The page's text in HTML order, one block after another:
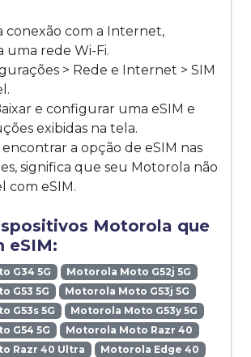
conexão com a Internet,
uma rede Wi-Fi.
> Rede e Internet > SIM
e configurar uma eSIM e
exibidas na tela.
a opção de eSIM nas
significa que seu Motorola não
com eSIM.
Motorola que
eSIM:
G34 5G
Motorola Moto G52j 5G
G53 5G
Motorola Moto G53j 5G
G53s 5G
Motorola Moto G53y 5G
G54 5G
Motorola Moto Razr 40
Razr 40 Ultra
Motorola Edge 40